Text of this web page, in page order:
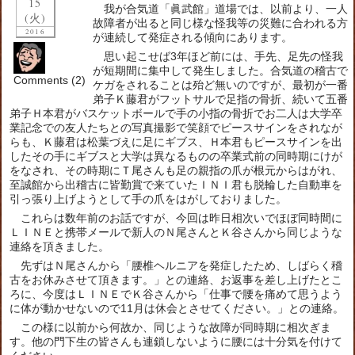
(火)
2016
Comments (2)
我が合気道「眞武館」道場では、以前より、一人
故障者が出ると同じ様な怪我等の災難に合われる方
が連続して発症される傾向にあります。
思い起こせば3年ほど前には、手先、足先の怪我
が短期間に集中して発生しました。合気道の稽古で
ケガをされることは殆ど無いのですが、最初が一番
弟子Ｋ藤君がフットサルで足指の骨折、続いて五番
弟子Ｈ本君がバスケットボールで手の小指の骨折でお二人は大学卒
業記念での友人たちとの写真撮影で笑顔でピースサインをされなが
らも、Ｋ藤君は松葉づえに足にギブス、Ｈ本君もピースサインを出
したその手にギブスと大学は異なるものの卒業式前の同時期にけが
をなされ、その時期にＴ尾さんも足の親指の爪が根元からはがれ、
至誠館から出稽古に皆勤賞で来ていたＩＮＩ君も脱輪した自動車を
引っ張り上げようとして手の爪をはがしておりました。
これらは数年前のお話ですが、今回は昨日相次いでほぼ同時間に
ＬＩＮＥと携帯メールで新人のＮ尾さんとＫ谷さんから同じような
連絡を頂きました。
先ずはＮ尾さんから「腰椎ヘルニアを発症したため、しばらく稽
古をお休みさせて頂きます。」との連絡、お返事を差し上げたとこ
ろに、今度はＬＩＮＥでＫ谷さんから「仕事で腰を痛めて思うよう
に体が動かせないので11月は休会とさせてください。」との連絡。
この様に以前から何故か、同じような故障が同時期に相次ぎま
す。他の門下生の皆さんも連鎖しないように腰には十分気を付けて